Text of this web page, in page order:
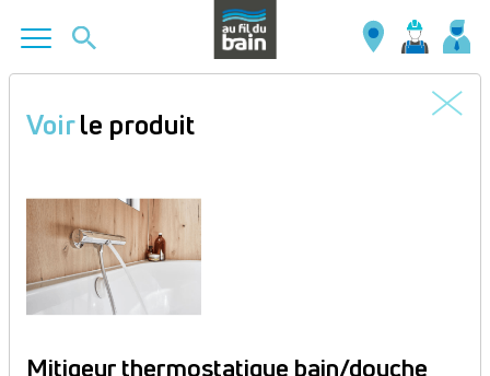
contenu
Voirle produit
Mitigeur thermostatique bain/douche